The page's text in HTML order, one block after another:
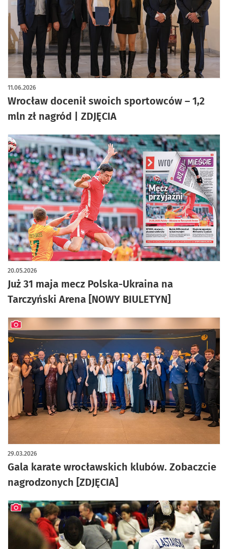
Wrocław docenił swoich sportowców – 1,2
mln zł nagród | ZDJĘCIA
11.06.2026
artykuł z galerią zdjęć
Już 31 maja mecz Polska-Ukraina na
Tarczyński Arena [NOWY BIULETYN]
20.05.2026
Gala karate wrocławskich klubów. Zobaczcie
nagrodzonych [ZDJĘCIA]
29.03.2026
artykuł z galerią zdjęć